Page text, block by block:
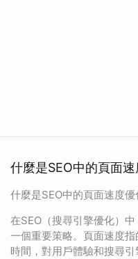
什麼是SEO中的頁面
什麼是SEO中的頁面速度
在SEO（搜尋引擎優化）
一個重要策略。頁面速度
時間，對用戶體驗和搜尋